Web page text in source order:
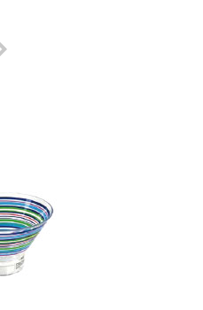
菱紋浮雕系列